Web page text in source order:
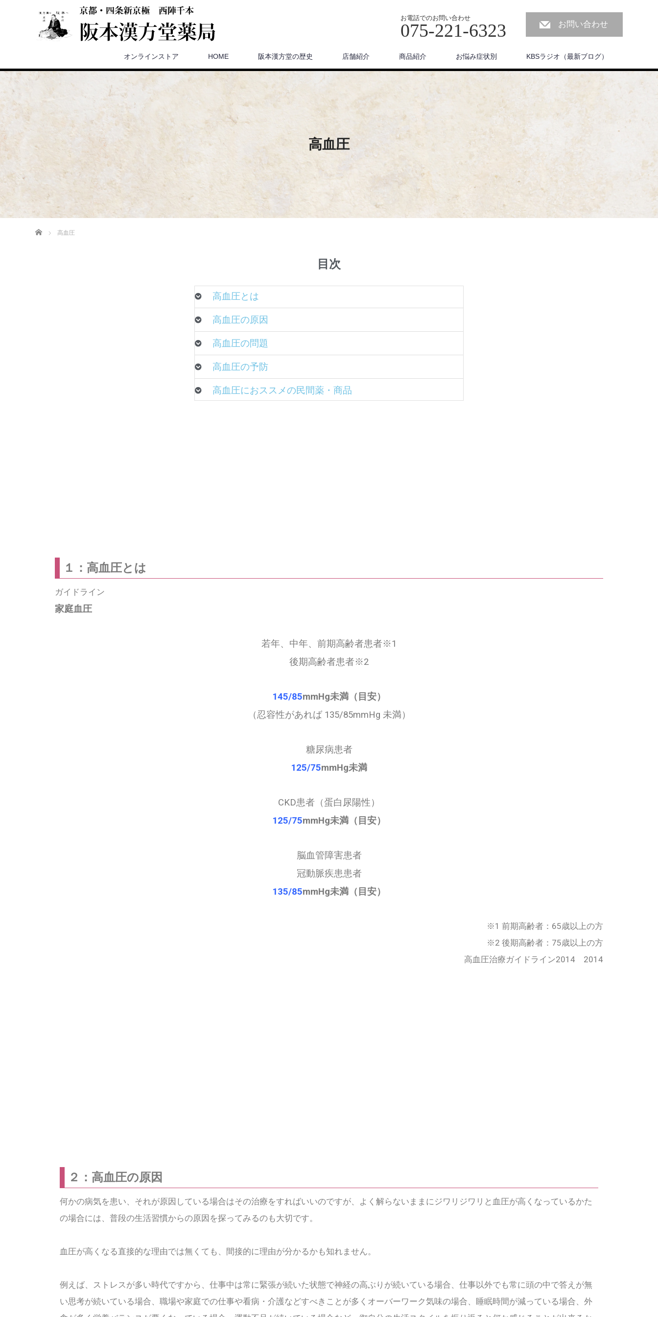
お電話でのお問い合わせ
075-221-6323 お問い合わせ
オンラインストア HOME 阪本漢方堂の歴史 店舗紹介 商品紹介 お悩み症状別 KBSラジオ（最新ブログ）
高血圧
ホーム 高血圧
目次
高血圧とは
高血圧の原因
高血圧の問題
高血圧の予防
高血圧におススメの民間薬・商品
１：高血圧とは
ガイドライン
家庭血圧
若年、中年、前期高齢者患者※1
後期高齢者患者※2
145/85mmHg未満（目安）
（忍容性があれば 135/85mmHg 未満）
糖尿病患者
125/75mmHg未満
CKD患者（蛋白尿陽性）
125/75mmHg未満（目安）
脳血管障害患者
冠動脈疾患患者
135/85mmHg未満（目安）
※1 前期高齢者：65歳以上の方
※2 後期高齢者：75歳以上の方
高血圧治療ガイドライン2014 2014
２：高血圧の原因
何かの病気を患い、それが原因している場合はその治療をすればいいのですが、よく解らないままにジワリジワリと血圧が高くなっているかた
の場合には、普段の生活習慣からの原因を探ってみるのも大切です。
血圧が高くなる直接的な理由では無くても、間接的に理由が分かるかも知れません。
例えば、ストレスが多い時代ですから、仕事中は常に緊張が続いた状態で神経の高ぶりが続いている場合、仕事以外でも常に頭の中で答えが無
い思考が続いている場合、職場や家庭での仕事や看病・介護などすべきことが多くオーバーワーク気味の場合、睡眠時間が減っている場合、外